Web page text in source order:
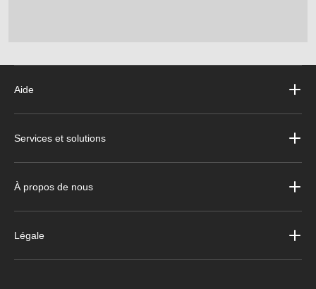
Aide
Services et solutions
À propos de nous
Légale